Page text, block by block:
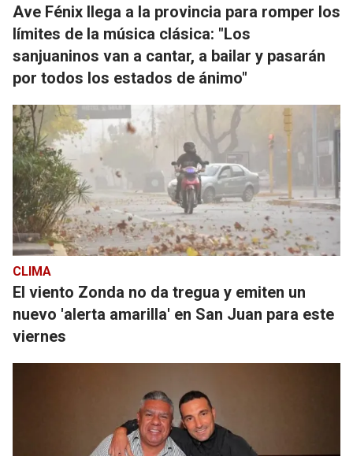
Ave Fénix llega a la provincia para romper los
límites de la música clásica: "Los
sanjuaninos van a cantar, a bailar y pasarán
por todos los estados de ánimo"
CLIMA
El viento Zonda no da tregua y emiten un
nuevo 'alerta amarilla' en San Juan para este
viernes